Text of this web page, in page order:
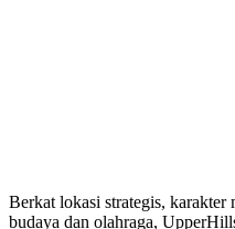
Berkat lokasi strategis, karakter
budaya dan olahraga,